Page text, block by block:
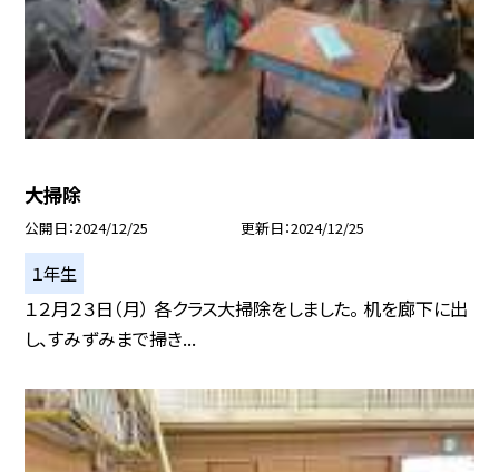
大掃除
公開日 2024/12/25 更新日 2024/12/25
１年生
１２月２３日（月） 各クラス大掃除をしました。 机を廊下に出
し、すみずみまで掃き...